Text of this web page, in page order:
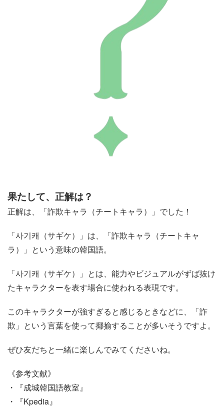
果たして、正解は？
正解は、「詐欺キャラ（チートキャラ）」でした！
「사기캐（サギケ）」は、「詐欺キャラ（チートキャ
ラ）」という意味の韓国語。
「사기캐（サギケ）」とは、能力やビジュアルがずば抜け
たキャラクターを表す場合に使われる表現です。
このキャラクターが強すぎると感じるときなどに、「詐
欺」という言葉を使って揶揄することが多いそうですよ。
ぜひ友だちと一緒に楽しんでみてくださいね。
《参考文献》
・『成城韓国語教室』
・『Kpedia』